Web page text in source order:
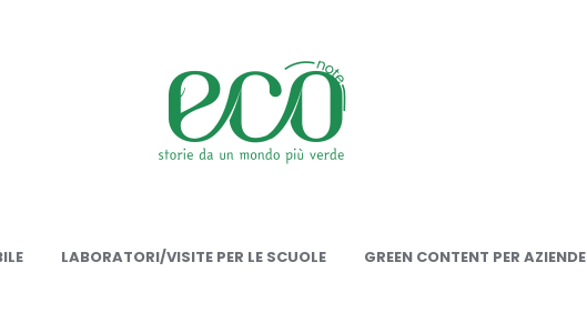
LABORATORI/VISITE PER LE SCUOLE GREEN CONTENT PER AZIENDE